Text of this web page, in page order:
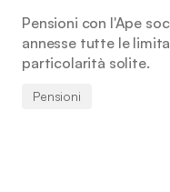
Pensioni con l'Ape
annesse tutte le
particolarità solite.
Pensioni